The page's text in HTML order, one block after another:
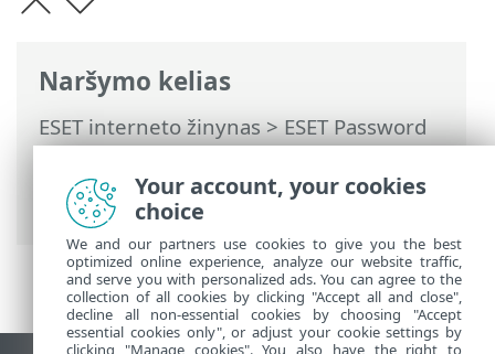
Naršymo kelias
ESET interneto žinynas>ESET Password
Manager>Darbas su ESET Password
Manager
>Nuostatos> Užblokuotos
svetainės
Your account, your cookies
choice
We and our partners use cookies to give you the best
optimized online experience, analyze our website traffic,
and serve you with personalized ads. You can agree to the
collection of all cookies by clicking "Accept all and close",
decline all non-essential cookies by choosing "Accept
essential cookies only", or adjust your cookie settings by
clicking "Manage cookies". You also have the right to